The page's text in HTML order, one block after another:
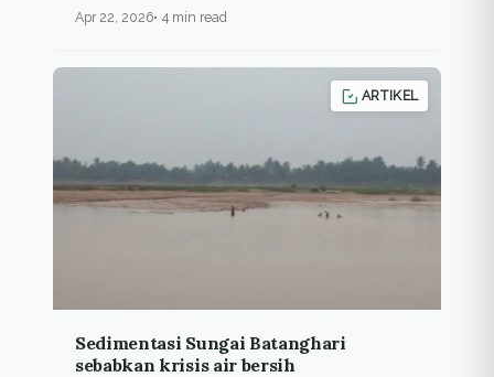
Apr 22, 2026 4 min read
ARTIKEL
Sedimentasi Sungai Batanghari
sebabkan krisis air bersih